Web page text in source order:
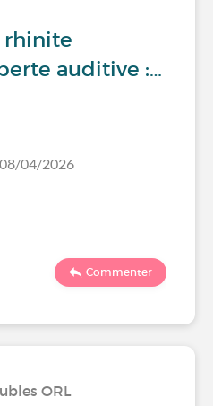
rhinite
auditive :…
04/2026
Commenter
ORL